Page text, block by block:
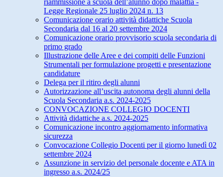
riammissione a scuola dell’alunno dopo malattia -
Legge Regionale 25 luglio 2024 n. 13
Comunicazione orario attività didattiche Scuola
Secondaria dal 16 al 20 settembre 2024
Comunicazione orario provvisorio scuola secondaria di
primo grado
Illustrazione delle Aree e dei compiti delle Funzioni
Strumentali per formulazione progetti e presentazione
candidature
Delega per il ritiro degli alunni
Autorizzazione all’uscita autonoma degli alunni della
Scuola Secondaria a.s. 2024-2025
CONVOCAZIONE COLLEGIO DOCENTI
Attività didattiche a.s. 2024-2025
Comunicazione incontro aggiornamento informativa
sicurezza
Convocazione Collegio Docenti per il giorno lunedì 02
settembre 2024
Assunzione in servizio del personale docente e ATA in
ingresso a.s. 2024/25